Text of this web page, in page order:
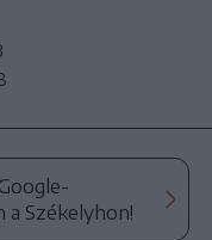
a Székelyhon!